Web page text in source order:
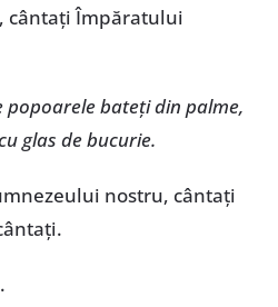
cântați Împăratului
popoarele bateți din palme,
glas de bucurie.
nostru, cântați